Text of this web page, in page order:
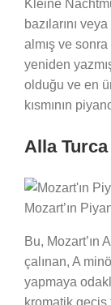
Kleine
bazılarını
almış ve sonra
yeniden
olduğu ve en
kısmının
Alla Turca
Mozart’ın
Bu, Mozart’ın
çalınan, A
yapmaya
kromatik geçiş